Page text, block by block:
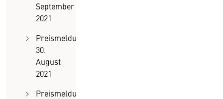
September
2021
Preismeldung
30.
August
2021
Preismeldung